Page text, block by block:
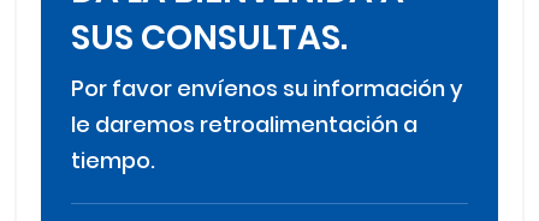
SUS CONSULTAS.
Por favor envíenos su información y
le daremos retroalimentación a
tiempo.